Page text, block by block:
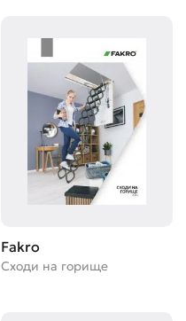
Fakro
Сходи на горище